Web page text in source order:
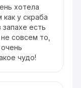
хотела
у скраба
есть
совсем то,
чудо!